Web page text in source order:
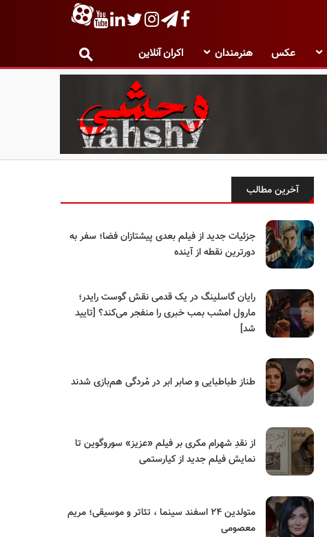
عکس هنرمندان اکران آنلاین
آخرین مطالب
جزئیات جدید از فیلم بعدی پیشتازان فضا؛ سفر به
دورترین نقطه از آینده
رایان گاسلینگ در یک قدمی نقش گوست رایدر؛
مارول امشب بمب خبری را منفجر می‌کند؟ [تایید
شد]
طناز طباطبایی و صابر ابر در مُردگی هم‌بازی شدند
از نقدِ شهرام مکری بر فیلم «عزیز» سوروگوین تا
نمایش فیلم جدید از کیارستمی
متولدین ۲۴ اسفند سینما ، تئاتر و موسیقی؛ مریم
معصومی